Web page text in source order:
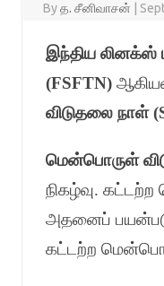
Byத. சீனிவாசன்
இந்திய லினக்ஸ்
(FSFTN)
விடுதலை நாள்
மென்பொருள்
நிகழ்வு. கட்டற்ற
அதனைப்
கட்டற்ற